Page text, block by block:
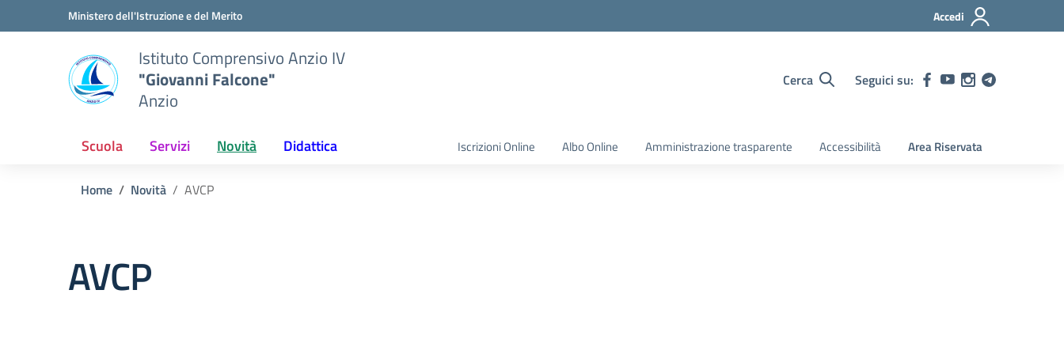
Vai ai contenuti
Vai al menu di navigazioneMinistero dell'Istruzione e del Merito Accedi
Istituto Comprensivo Anzio IV
"Giovanni Falcone"
Anzio
Cerca Seguici su:
Scuola Servizi Novità Didattica Iscrizioni Online Albo Online Amministrazione trasparente Accessibilità Area Riservata
Home Novità AVCP
AVCP